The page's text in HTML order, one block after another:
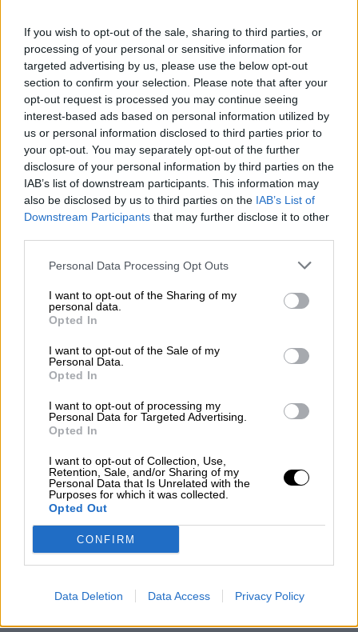
If you wish to opt-out of the sale, sharing to third parties, or
processing of your personal or sensitive information for
targeted advertising by us, please use the below opt-out
section to confirm your selection. Please note that after your
opt-out request is processed you may continue seeing
interest-based ads based on personal information utilized by
us or personal information disclosed to third parties prior to
your opt-out. You may separately opt-out of the further
disclosure of your personal information by third parties on the
IAB’s list of downstream participants. This information may
also be disclosed by us to third parties on the IAB’s List of
Downstream Participants that may further disclose it to other
Personal Data Processing Opt Outs
I want to opt-out of the Sharing of my
personal data.
Opted In
I want to opt-out of the Sale of my
Personal Data.
Opted In
I want to opt-out of processing my
Personal Data for Targeted Advertising.
Opted In
I want to opt-out of Collection, Use,
Retention, Sale, and/or Sharing of my
Personal Data that Is Unrelated with the
Purposes for which it was collected.
Opted Out
CONFIRM
Data Deletion Data Access Privacy Policy
Suelta y confía
Por María Comesaña
Votantes y votados
Juan Manuel Beltrán
El Conflicto de Oriente Medio:
Un Nuevo Orden Autoritario
en Construcción
Por Álvaro Frutos Rosado y Gabinete
Reconquista leonesa
Clara Campoamor: Mi sueño,
mi pesadilla
Por María Pérez Herrero
NOTICIAS MAS VISTAS